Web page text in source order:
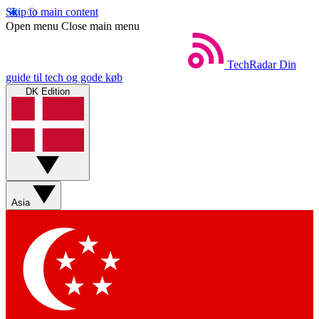
Skip to main content
Open menu Close main menu
TechRadar Din
guide til tech og gode køb
DK Edition
Asia